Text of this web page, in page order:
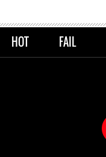
HOT FAIL